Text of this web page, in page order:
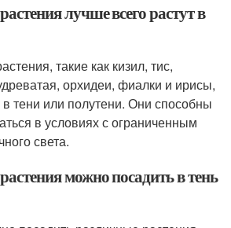
лучше всего растут в
такие как кизил, тис,
орхидеи, фиалки и ирисы,
в тени или полутени. Они способны
в условиях с ограниченным
света.
можно посадить в тень